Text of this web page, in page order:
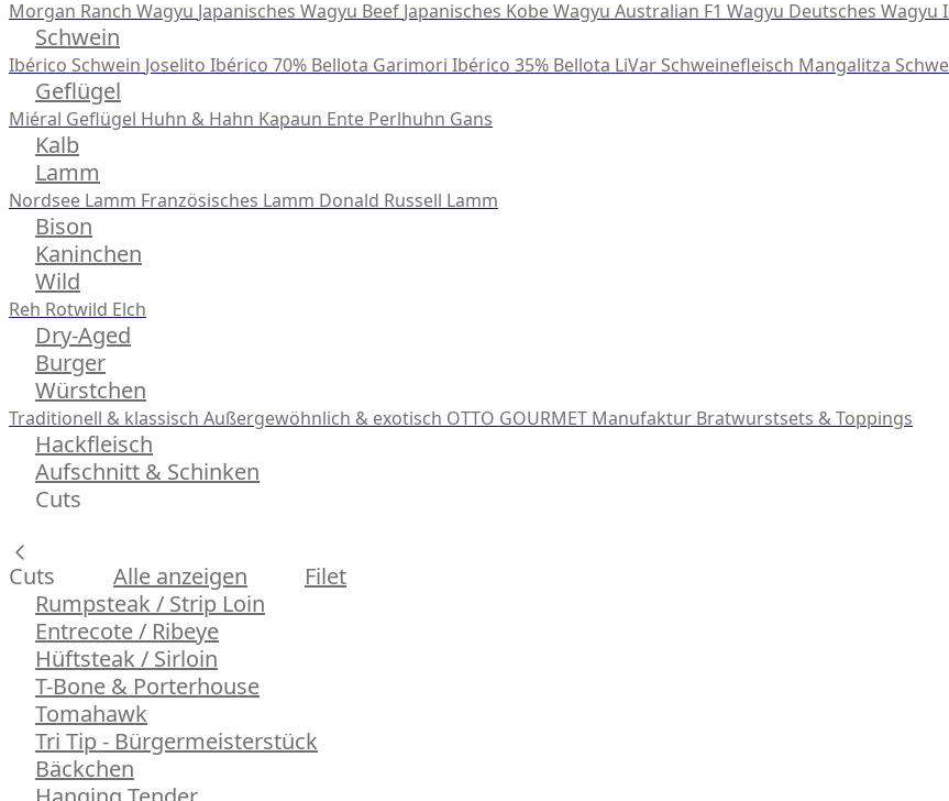
Morgan Ranch Wagyu Japanisches Wagyu Beef Japanisches Kobe Wagyu Australian F1 Wagyu Deutsches Wagyu
Schwein
Ibérico Schwein Joselito Ibérico 70% Bellota Garimori Ibérico 35% Bellota LiVar Schweinefleisch Mangalitza
Geflügel
Miéral Geflügel Huhn & Hahn Kapaun Ente Perlhuhn Gans
Kalb
Lamm
Nordsee Lamm Französisches Lamm Donald Russell Lamm
Bison
Kaninchen
Wild
Reh Rotwild Elch
Dry-Aged
Burger
Würstchen
Traditionell & klassisch Außergewöhnlich & exotisch OTTO GOURMET Manufaktur Bratwurstsets & Toppings
Hackfleisch
Aufschnitt & Schinken
Cuts
Cuts Alle anzeigen
Filet
Rumpsteak / Strip Loin
Entrecote / Ribeye
Hüftsteak / Sirloin
T-Bone & Porterhouse
Tomahawk
Tri Tip - Bürgermeisterstück
Bäckchen